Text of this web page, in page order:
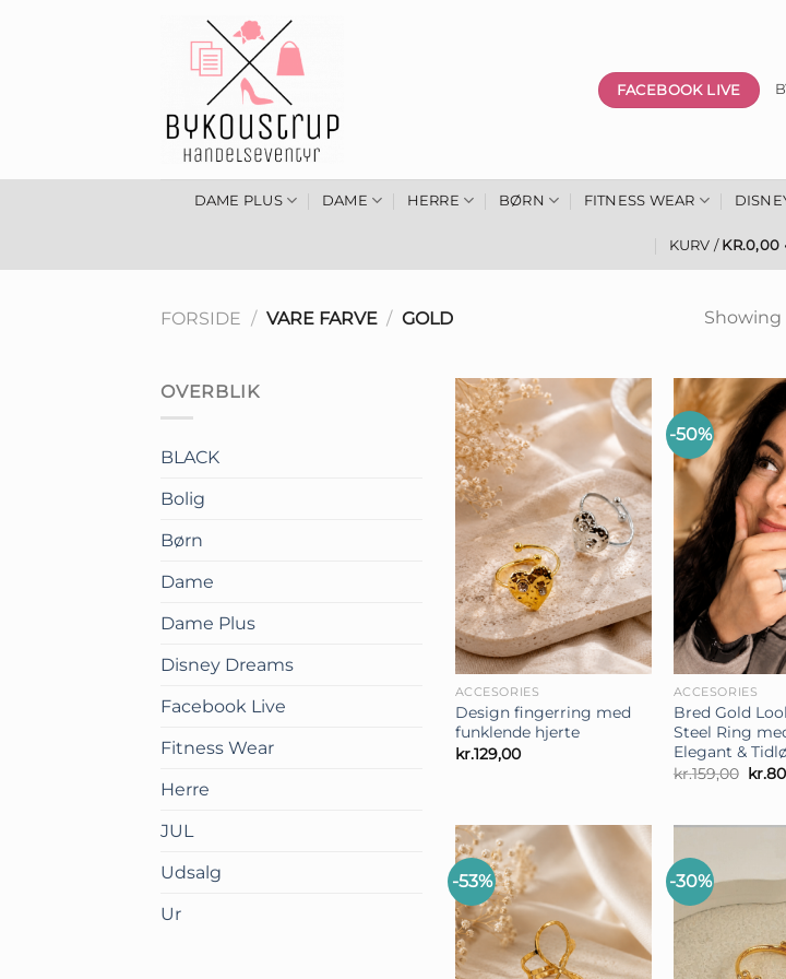
FACEBOOK LIVE
DAME PLUS DAME HERRE BØRN FITNESS WEAR
KURV / KR.0,00
FORSIDE / VARE FARVE / GOLD Showing
OVERBLIK
BLACK
Bolig
Børn
Dame
Dame Plus
Disney Dreams
Facebook Live
Fitness Wear
Herre
JUL
Udsalg
Ur
+
ACCESORIES
Design fingerring med
funklende hjerte
kr.129,00
-50%
+
ACCESORIES
Bred Gold
Steel Ring
Elegant &
kr.159,00 Den
kr.
-53% -30%